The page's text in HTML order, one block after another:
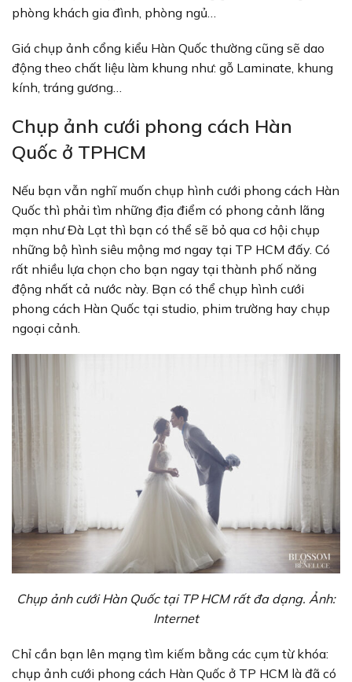
phòng khách gia đình, phòng ngủ…
Giá chụp ảnh cổng kiểu Hàn Quốc thường cũng sẽ dao
động theo chất liệu làm khung như: gỗ Laminate, khung
kính, tráng gương…
Chụp ảnh cưới phong cách Hàn
Quốc ở TPHCM
Nếu bạn vẫn nghĩ muốn chụp hình cưới phong cách Hàn
Quốc thì phải tìm những địa điểm có phong cảnh lãng
mạn như Đà Lạt thì bạn có thể sẽ bỏ qua cơ hội chụp
những bộ hình siêu mộng mơ ngay tại TP HCM đấy. Có
rất nhiều lựa chọn cho bạn ngay tại thành phố năng
động nhất cả nước này. Bạn có thể chụp hình cưới
phong cách Hàn Quốc tại studio, phim trường hay chụp
ngoại cảnh.
Chụp ảnh cưới Hàn Quốc tại TP HCM rất đa dạng. Ảnh:
Internet
Chỉ cần bạn lên mạng tìm kiếm bằng các cụm từ khóa:
chụp ảnh cưới phong cách Hàn Quốc ở TP HCM là đã có